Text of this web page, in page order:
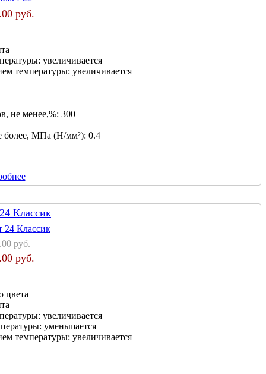
руб.
увеличивается
температуры: увеличивается
не менее,%: 300
более, МПа (Н/мм²): 0.4
Классик
руб.
руб.
цвета
увеличивается
уменьшается
температуры: увеличивается